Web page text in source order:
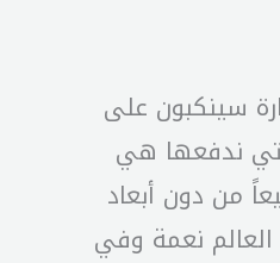
سينكبون على
ندفعها هي
من دون أبعاد
في العالم نعمة وفي